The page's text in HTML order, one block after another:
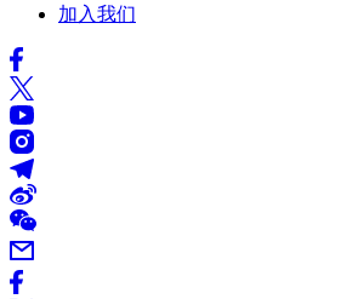
加入我们